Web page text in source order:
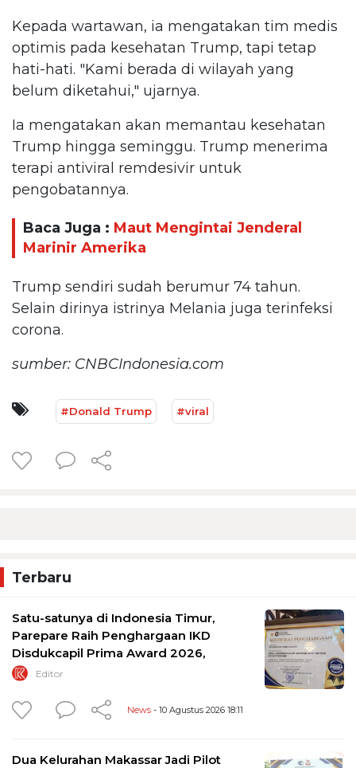
Kepada wartawan, ia mengatakan tim medis
optimis pada kesehatan Trump, tapi tetap
hati-hati. "Kami berada di wilayah yang
belum diketahui," ujarnya.
Ia mengatakan akan memantau kesehatan
Trump hingga seminggu. Trump menerima
terapi antiviral remdesivir untuk
pengobatannya.
Baca Juga : Maut Mengintai Jenderal
Marinir Amerika
Trump sendiri sudah berumur 74 tahun.
Selain dirinya istrinya Melania juga terinfeksi
corona.
sumber: CNBCIndonesia.com
#Donald Trump #viral
Terbaru
Satu-satunya di Indonesia Timur,
Parepare Raih Penghargaan IKD
Disdukcapil Prima Award 2026,
Editor
News - 10 Agustus 2026 18:11
Dua Kelurahan Makassar Jadi Pilot